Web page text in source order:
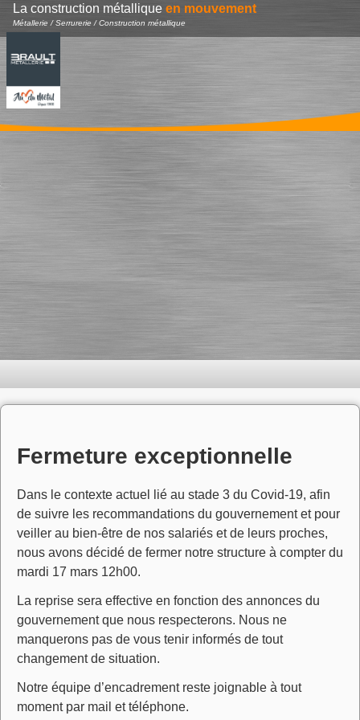
La construction métallique en mouvement
Métallerie / Serrurerie / Construction métallique
Fermeture exceptionnelle
Dans le contexte actuel lié au stade 3 du Covid-19, afin
de suivre les recommandations du gouvernement et pour
veiller au bien-être de nos salariés et de leurs proches,
nous avons décidé de fermer notre structure à compter du
mardi 17 mars 12h00.
La reprise sera effective en fonction des annonces du
gouvernement que nous respecterons. Nous ne
manquerons pas de vous tenir informés de tout
changement de situation.
Notre équipe d’encadrement reste joignable à tout
moment par mail et téléphone.